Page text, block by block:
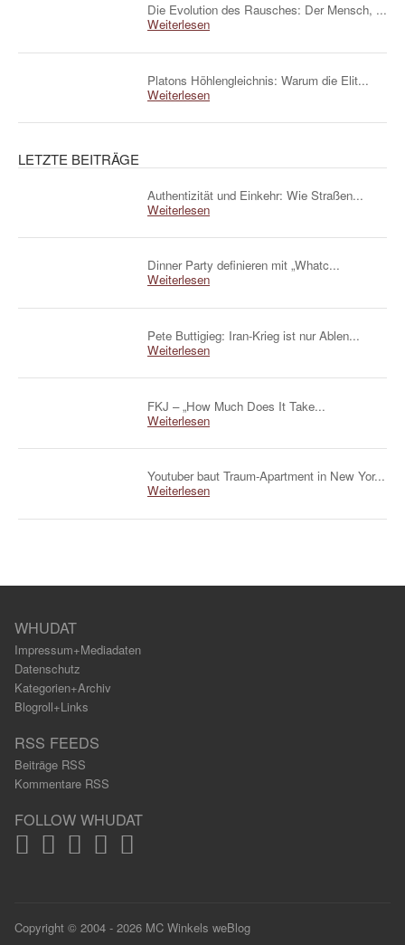
Die Evolution des Rausches: Der Mensch, ...
Weiterlesen
Platons Höhlengleichnis: Warum die Elit...
Weiterlesen
LETZTE BEITRÄGE
Authentizität und Einkehr: Wie Straßen...
Weiterlesen
Dinner Party definieren mit „Whatc...
Weiterlesen
Pete Buttigieg: Iran-Krieg ist nur Ablen...
Weiterlesen
FKJ – „How Much Does It Take...
Weiterlesen
Youtuber baut Traum-Apartment in New Yor...
Weiterlesen
WHUDAT
Impressum+Mediadaten
Datenschutz
Kategorien+Archiv
Blogroll+Links
RSS FEEDS
Beiträge RSS
Kommentare RSS
FOLLOW WHUDAT
Copyright © 2004 - 2026 MC Winkels weBlog